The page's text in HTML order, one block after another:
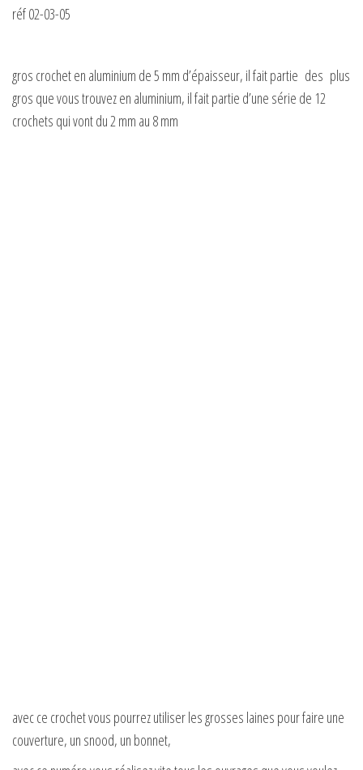
réf 02-03-05
gros crochet en aluminium de 5 mm d’épaisseur, il fait partie des plus
gros que vous trouvez en aluminium, il fait partie d’une série de 12
crochets qui vont du 2 mm au 8 mm
avec ce crochet vous pourrez utiliser les grosses laines pour faire une
couverture, un snood, un bonnet,